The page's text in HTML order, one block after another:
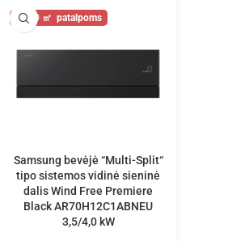
40
Samsung bevėjė “Multi-Split“
tipo sistemos vidinė sieninė
dalis Wind Free Premiere
Black AR70H12C1ABNEU
3,5/4,0 kW